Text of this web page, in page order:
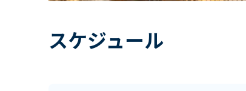
スケジュール